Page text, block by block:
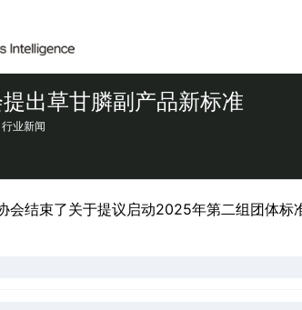
出草甘膦副产品新标准
行业新闻
会结束了关于提议启动2025年第二组团体标